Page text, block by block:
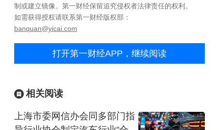
制或建立镜像。第一财经保留追究侵权者法律责任的权利。
如需获得授权请联系第一财经版权部：
banquan@yicai.com
打开第一财经APP，继续阅读
相关阅读
上海市委网信办会同多部门指